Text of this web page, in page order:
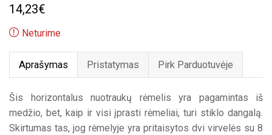
14,23€
Neturime
Aprašymas Pristatymas Pirk Parduotuvėje
Šis horizontalus nuotraukų rėmelis yra pagamintas iš
medžio, bet, kaip ir visi įprasti rėmeliai, turi stiklo dangalą.
Skirtumas tas, jog rėmelyje yra pritaisytos dvi virvelės su 8